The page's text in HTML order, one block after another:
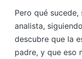
Pero qué
analista,
descubre que la
padre, y que eso